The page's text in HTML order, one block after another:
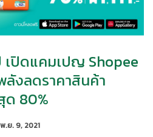
ปิดแคมเปญ Shopee
พลังลดราคาสินค้า
ด 80%
พ.ย. 9, 2021